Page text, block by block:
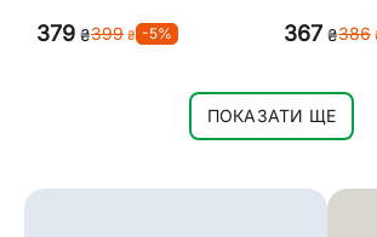
‍379‍ ₴‍399‍ ₴ -5% ‍367‍ ₴‍386‍
ПОКАЗАТИ ЩЕ